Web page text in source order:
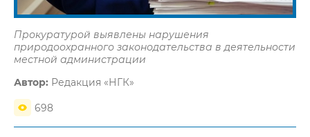
Прокуратурой выявлены нарушения
природоохранного законодательства в деятельности
местной администрации
Автор: Редакция «НГК»
698